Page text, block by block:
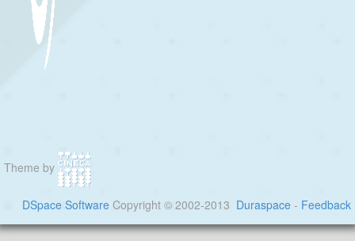
Theme by
DSpace Software Copyright © 2002-2013 Duraspace - Feedback